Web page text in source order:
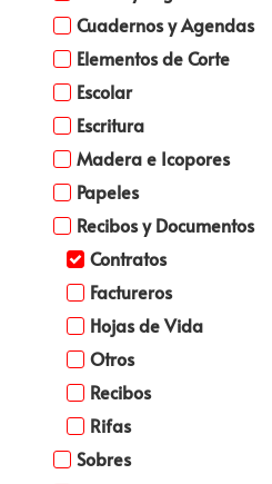
Cuadernos y Agendas
Elementos de Corte
Escolar
Escritura
Madera e Icopores
Papeles
Recibos y Documentos
Contratos
Factureros
Hojas de Vida
Otros
Recibos
Rifas
Sobres